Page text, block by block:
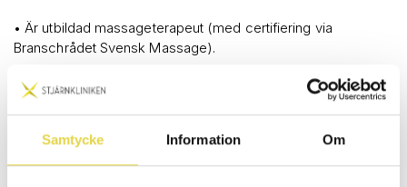
Samtycke Information Om
• Är utbildad massageterapeut (med certifiering via
Branschrådet Svensk Massage).
• Har ett genuint intresse för människors hälsa och
• Är serviceinriktad, flexibel och gillar att arbeta både
självständigt och i team.